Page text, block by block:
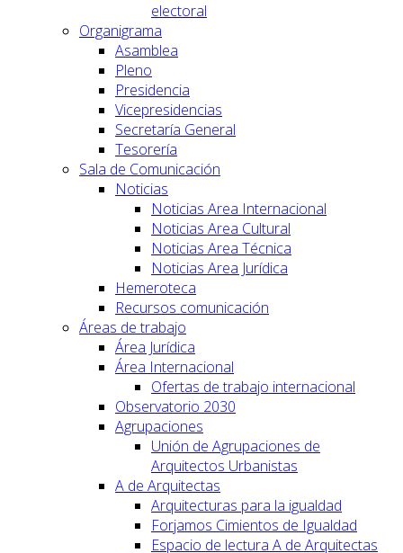
electoral
Organigrama
Asamblea
Pleno
Presidencia
Vicepresidencias
Secretaría General
Tesorería
Sala de Comunicación
Noticias
Noticias Area Internacional
Noticias Area Cultural
Noticias Area Técnica
Noticias Area Jurídica
Hemeroteca
Recursos comunicación
Áreas de trabajo
Área Jurídica
Área Internacional
Ofertas de trabajo internacional
Observatorio 2030
Agrupaciones
Unión de Agrupaciones de
Arquitectos Urbanistas
A de Arquitectas
Arquitecturas para la igualdad
Forjamos Cimientos de Igualdad
Espacio de lectura A de Arquitectas